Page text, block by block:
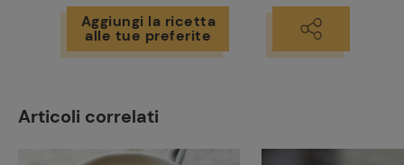
Aggiungi la ricetta
alle tue preferite
Articoli correlati